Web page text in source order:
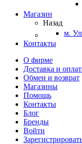
Магазин
Назад
м.
Контакты
О фирме
Доставка и
Обмен и возврат
Магазины
Помощь
Контакты
Блог
Бренды
Войти